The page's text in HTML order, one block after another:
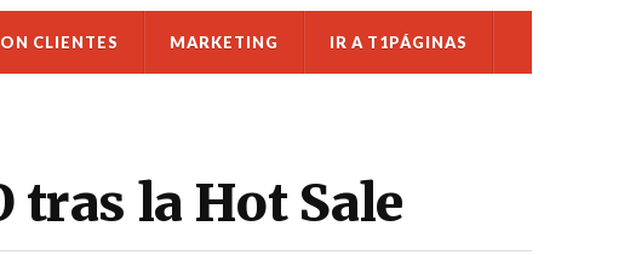
CLIENTES MARKETING IR A T1PÁGINAS
tras la Hot Sale